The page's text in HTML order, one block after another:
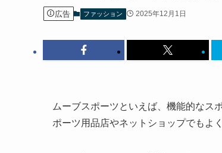
広告 ファッション 2025年12月1日
ムーブスポーツといえば、機能的なス
ポーツ用品店やネットショップでもよ